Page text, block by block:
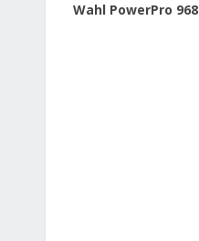
Wahl PowerPro 968